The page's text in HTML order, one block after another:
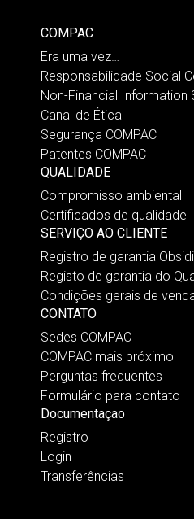
COMPAC
Era uma vez…
Responsabilidade Social
Non-Financial Information
Canal de Ética
Segurança COMPAC
Patentes COMPAC
QUALIDADE
Compromisso ambiental
Certificados de qualidade
SERVIÇO AO CLIENTE
Registro de garantia
Registo de garantia do
Condições gerais de
CONTATO
Sedes COMPAC
COMPAC mais próximo
Perguntas frequentes
Formulário para contato
Documentaçao
Registro
Login
Transferências